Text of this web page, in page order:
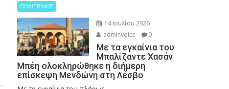
ΠΟΛΙΤΙΣΜΟΣ
14 Ιουλίου 2026
adminvoice
0
Με τα εγκαίνια του
Μπαλίζαντε Χασάν
Μπέη ολοκληρώθηκε η διήμερη
επίσκεψη Μενδώνη στη Λέσβο